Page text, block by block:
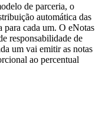
de parceria, o
automática das
para cada um. O eNotas
responsabilidade de
um vai emitir as notas
ao percentual